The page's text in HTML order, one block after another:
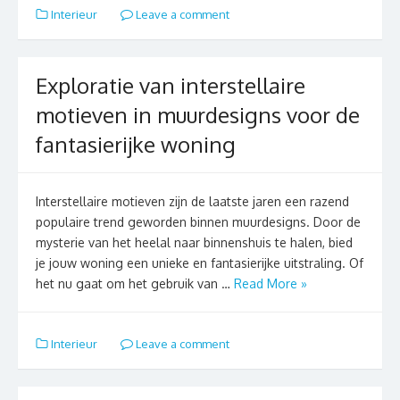
Interieur Leave a comment
Exploratie van interstellaire
motieven in muurdesigns voor de
fantasierijke woning
Interstellaire motieven zijn de laatste jaren een razend
populaire trend geworden binnen muurdesigns. Door de
mysterie van het heelal naar binnenshuis te halen, bied
je jouw woning een unieke en fantasierijke uitstraling. Of
het nu gaat om het gebruik van … Read More »
Interieur Leave a comment